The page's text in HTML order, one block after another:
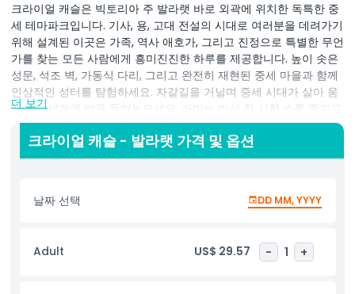
크라이얼 캐슬은 빅토리아 주 발라랫 바로 외곽에 위치한 독특한 중
세 테마파크입니다. 기사, 용, 고대 전설의 시대로 여러분을 데려가기
위해 설계된 이곳은 가족, 역사 애호가, 그리고 진정으로 특별한 무언
가를 찾는 모든 사람에게 흥미진진한 하루를 제공합니다. 높이 솟은
성문, 석조 벽, 가동식 다리, 그리고 완전히 재현된 중세 마을과 함께
인상적인 성터를 탐험하세요. 자갈길을 거닐며 중세 시대가 살아 움
직이는 세계에 발을 들여놓으세요. 라이브 마상 창 시합 쇼를 즐기고
용감한 기사들을 응원하며, 검술 수업과 이야기 시간과 같은 재미있
고 인터랙티브한 활동에 참여하세요. 중세 인물들을 만나보고 대장
간도 방문하며 갑옷을 입어보고 전투에서 사용된 무기에 대해 배워
유령 성, 거대한 미로, 그리고 모험의 재미를 더하는 기타 흥미로운
명소들도 있습니다.
교육적인 전시, 라이브 공연, 모든 연령이 참여할 수 있는 흥미진진한
경험을 제공하는 크라이얼 캐슬은 단순한 테마파크 이상입니다. 발
더 보기
크라이얼 캐슬 - 발라랫 가격 및 옵션
날짜 선택 DD MM, YYYY
Adult US$ 29.57 - 1 +